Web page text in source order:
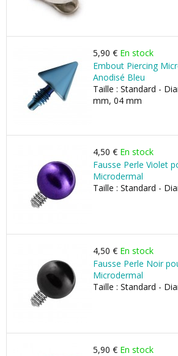
5,90 € En stock
Embout Piercing
Anodisé Bleu
Taille : Standard -
mm, 04 mm
4,50 € En stock
Fausse Perle Violet
Microdermal
Taille : Standard -
4,50 € En stock
Fausse Perle Noir
Microdermal
Taille : Standard -
5,90 € En stock